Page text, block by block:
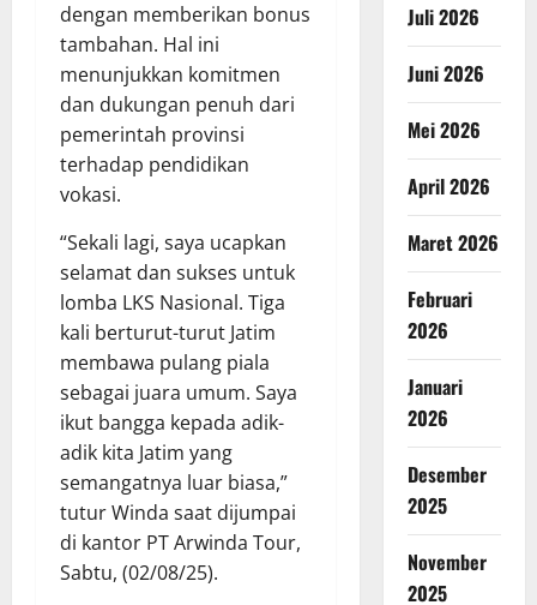
dengan memberikan bonus
tambahan. Hal ini
menunjukkan komitmen
dan dukungan penuh dari
pemerintah provinsi
terhadap pendidikan
vokasi.
“Sekali lagi, saya ucapkan
selamat dan sukses untuk
lomba LKS Nasional. Tiga
kali berturut-turut Jatim
membawa pulang piala
sebagai juara umum. Saya
ikut bangga kepada adik-
adik kita Jatim yang
semangatnya luar biasa,”
tutur Winda saat dijumpai
di kantor PT Arwinda Tour,
Sabtu, (02/08/25).
Juli 2026
Juni 2026
Mei 2026
April 2026
Maret 2026
Februari
2026
Januari
2026
Desember
2025
November
2025